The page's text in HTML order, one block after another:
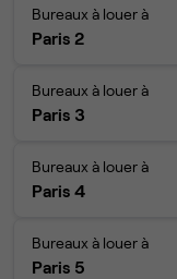
Bureaux à louer à
Paris 2
Bureaux à louer à
Paris 3
Bureaux à louer à
Paris 4
Bureaux à louer à
Paris 5